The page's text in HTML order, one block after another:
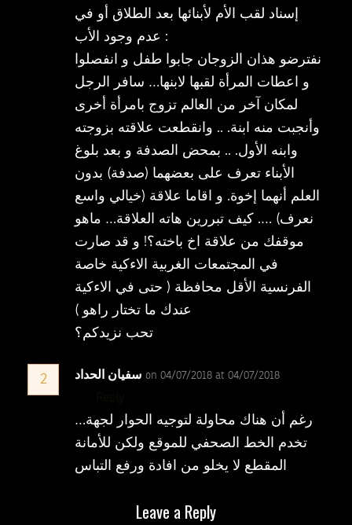
إسناد لقب الأم لأبنائها بعد الطلاق أو في
عدم وجود الأب :
نفترضو هذان الزوجان جابوا طفل و انفصلوا
و اعطات المرأة لقبها لابنها… سافر الرجل
لمكان آخر من العالم تزوج بامرأة أخرى
وأنجبت منه ابنة. .. وانقطعت علاقته بزوجته
وابنه الأول. .. بمحض الصدفة و بعد بلوغ
الأبناء تعرف على بعضهما (صدفة) بدون
العلم أنهما إخوة. و اقاما علاقة (خيالي واسع
نعرف) …. كيف تبررين هاته العلاقة… ماهو
موقفك من علاقة اخ باخته؟! و قد صارت
في المجتمعات الغربية الاءكية خاصة
الفرنسية الأقل محافظة ( حتى في الاءكية
عندك ما تختار راهو )
تحب نزيدكم؟
2 سفيان الحداد on 04/07/2018 at 04/07/2018
…رغم أن هناك محاولة لتوجيه الحوار لجهة
تخدم الخط الصحفي للموقع ولكن للأمانة
المقطع لا يخلو من افادة ورفع التباس
Leave a Reply